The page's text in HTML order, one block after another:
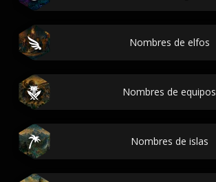
Nombres de elfos
Nombres de equipos
Nombres de islas